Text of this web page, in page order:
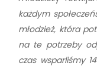
każdym
młodzież, która
na te potrzeby
czas wsparliśmy